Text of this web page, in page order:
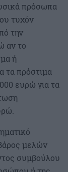
πρόσωπα
τυχόν
την
αν το
ή
τα πρόστιμα
ευρώ για τα
μελών
συμβούλου